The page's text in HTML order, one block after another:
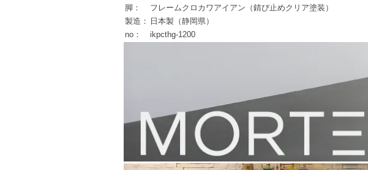
脚：
フレームクロカワアイアン（錆び止めクリア塗装）
製造：
日本製（静岡県）
no：
ikpcthg-1200